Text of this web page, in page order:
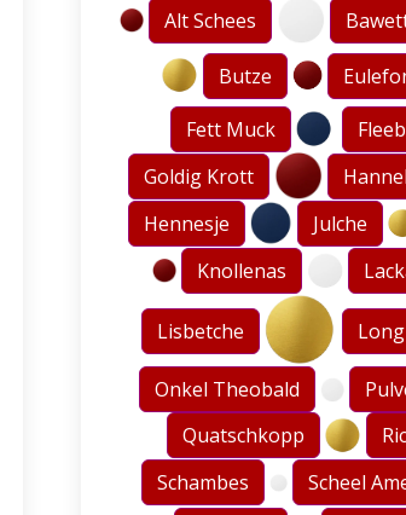
Alt Schees
Butze
Fett Muck
Goldig Krott
Hennesje
Julche
Knollenas
Lisbetche
Onkel Theobald
Quatschkopp
Schambes
Scheel